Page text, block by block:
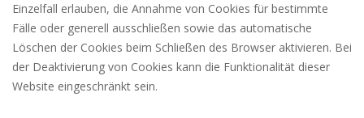
Einzelfall erlauben, die Annahme von Cookies für bestimmte
Fälle oder generell ausschließen sowie das automatische
Löschen der Cookies beim Schließen des Browser aktivieren. Bei
der Deaktivierung von Cookies kann die Funktionalität dieser
Website eingeschränkt sein.